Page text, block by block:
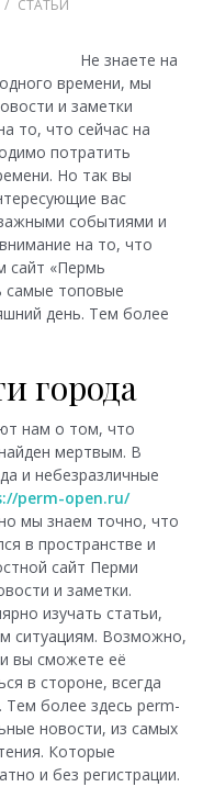
СТАТЬИ
Не знаете на
времени, мы
и заметки
то, что сейчас на
потратить
Но так вы
вас
событиями и
на то, что
сайт «Пермь
самые топовые
день. Тем более
города
нам о том, что
мертвым. В
и небезразличные
perm-open.ru/
мы знаем точно, что
в пространстве и
сайт Перми
и заметки.
изучать статьи,
ситуациям. Возможно,
вы сможете её
в стороне, всегда
более здесь perm-
новости, из самых
Которые
и без регистрации.